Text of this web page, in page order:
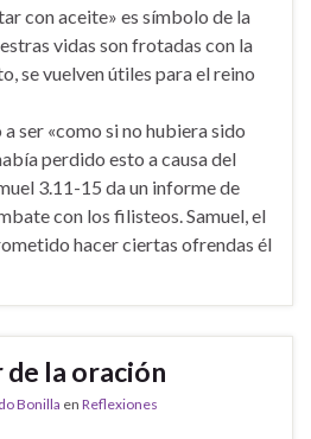
con aceite» es símbolo de la
vidas son frotadas con la
se vuelven útiles para el reino
ser «como si no hubiera sido
perdido esto a causa del
3.11-15 da un informe de
con los filisteos. Samuel, el
hacer ciertas ofrendas él
de la oración
Bonilla en Reflexiones